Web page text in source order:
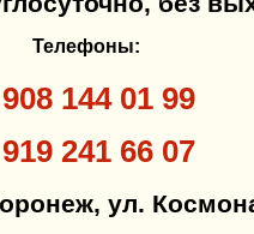
Телефоны:
144 01 99
241 66 07
ул.